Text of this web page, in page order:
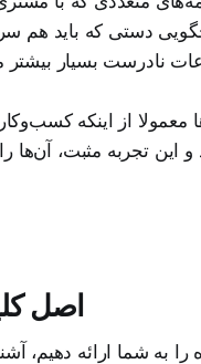
دستی که باید هم
نادرست بسیار
معمولا از اینکه
این تجربه مثبت، ‌آن‌ها
۶ اصل
را به شما ارائه دهیم،